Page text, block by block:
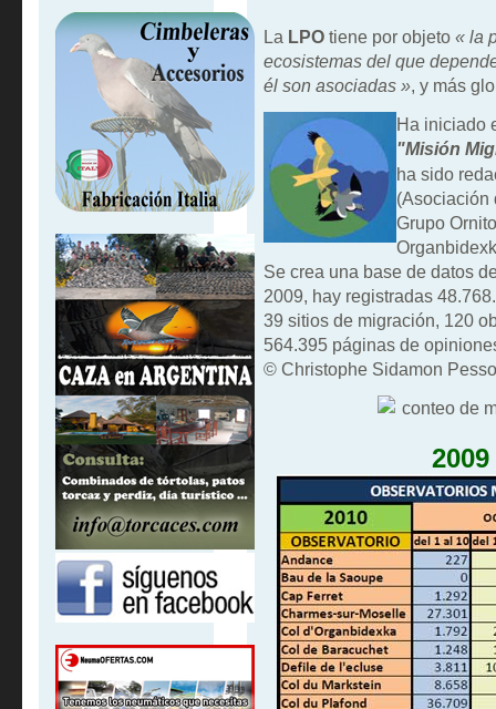
La LPOtiene por objeto « la
ecosistemas del que
él son asociadas », y más
Ha iniciado
"Misión
ha sido
(Asociación
Grupo
Se crea una base de datos
2009, hay registradas
39 sitios de migración, 120
564.395 páginas de
© Christophe Sidamon
2009